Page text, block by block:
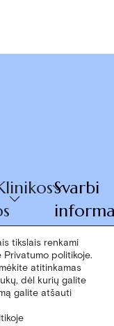
Svarbi
tikslais renkami
politikoje.
atitinkamas
dėl kurių galite
galite atšauti